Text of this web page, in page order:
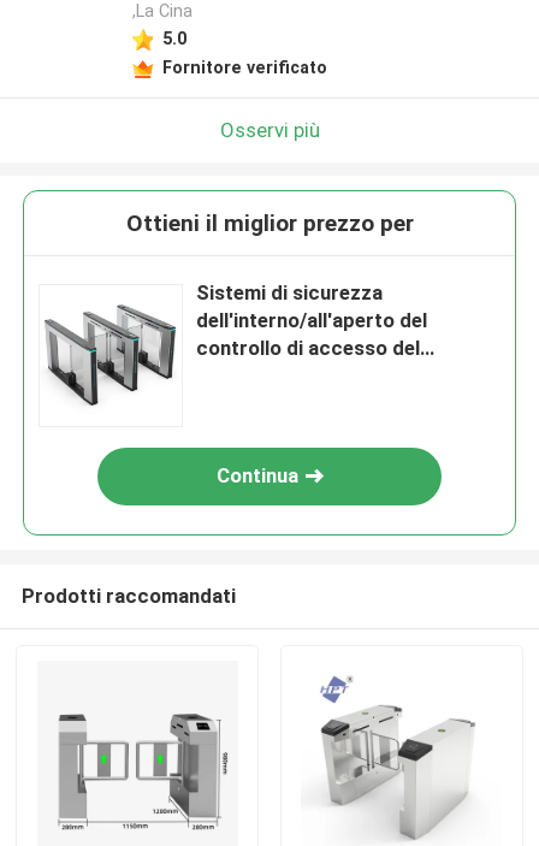
,La Cina
5.0
Fornitore verificato
Osservi più
Ottieni il miglior prezzo per
Sistemi di sicurezza
dell'interno/all'aperto del
controllo di accesso del
Continua
Prodotti raccomandati